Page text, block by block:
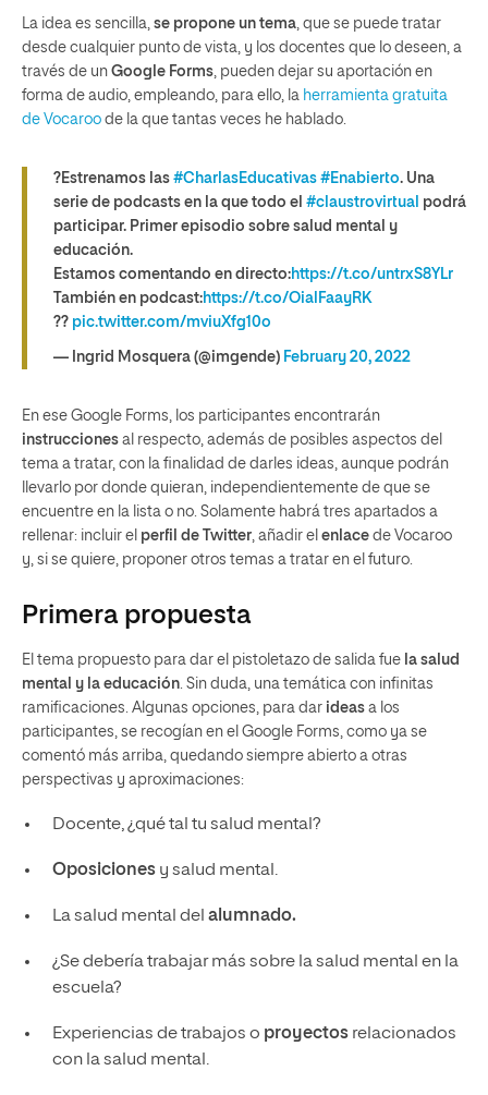
La idea es sencilla, se propone un tema , que se puede tratar
desde cualquier punto de vista, y los docentes que lo deseen, a
través de un Google Forms , pueden dejar su aportación en
forma de audio, empleando, para ello, la herramienta gratuita
de Vocaroo de la que tantas veces he hablado.
?Estrenamos las #CharlasEducativas #Enabierto. Una
serie de podcasts en la que todo el #claustrovirtual podrá
participar. Primer episodio sobre salud mental y
educación.
Estamos comentando en directo:https://t.co/untrxS8YLr
También en podcast:https://t.co/OialFaayRK
?? pic.twitter.com/mviuXfg10o
— Ingrid Mosquera (@imgende) February 20, 2022
En ese Google Forms, los participantes encontrarán
instrucciones al respecto, además de posibles aspectos del
tema a tratar, con la finalidad de darles ideas, aunque podrán
llevarlo por donde quieran, independientemente de que se
encuentre en la lista o no. Solamente habrá tres apartados a
rellenar: incluir el perfil de Twitter , añadir el enlace de Vocaroo
y, si se quiere, proponer otros temas a tratar en el futuro.
Primera propuesta
El tema propuesto para dar el pistoletazo de salida fue la salud
mental y la educación . Sin duda, una temática con infinitas
ramificaciones. Algunas opciones, para dar ideas a los
participantes, se recogían en el Google Forms, como ya se
comentó más arriba, quedando siempre abierto a otras
perspectivas y aproximaciones:
Docente, ¿qué tal tu salud mental?
Oposiciones y salud mental.
La salud mental del alumnado.
¿Se debería trabajar más sobre la salud mental en la
escuela?
Experiencias de trabajos o proyectosrelacionados
con la salud mental.